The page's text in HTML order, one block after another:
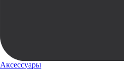
Аксессуары